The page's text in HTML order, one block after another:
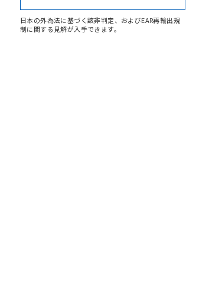
日本の外為法に基づく該非判定、およびEAR再輸出規
制に関する見解が入手できます。